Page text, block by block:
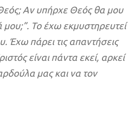
Αν υπήρχε Θεός θα μου
μου;”. Το έχω εκμυστηρευτεί
Έχω πάρει τις απαντήσεις
είναι πάντα εκεί, αρκεί
μας και να τον